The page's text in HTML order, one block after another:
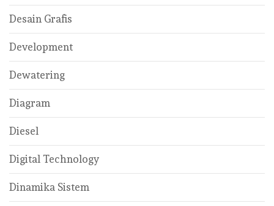
Desain Grafis
Development
Dewatering
Diagram
Diesel
Digital Technology
Dinamika Sistem